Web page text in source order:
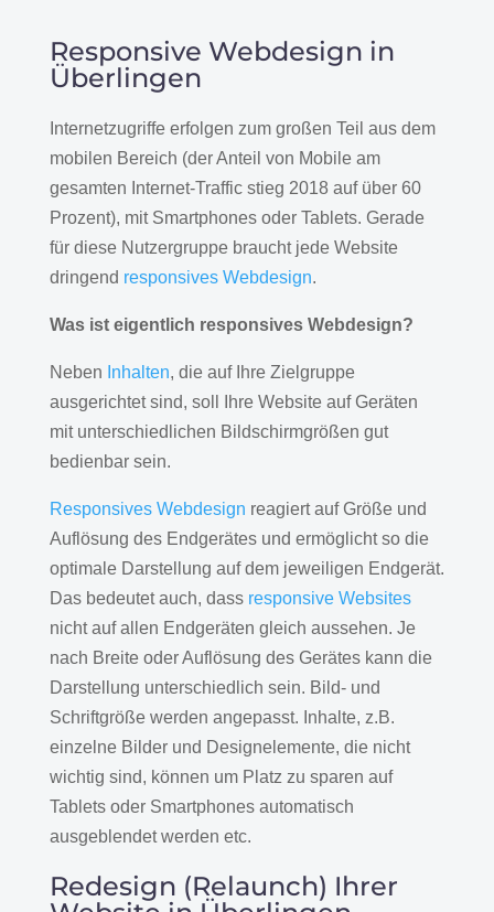
Responsive Webdesign in
Überlingen
Internetzugriffe erfolgen zum großen Teil aus dem
mobilen Bereich (der Anteil von Mobile am
gesamten Internet-Traffic stieg 2018 auf über 60
Prozent), mit Smartphones oder Tablets. Gerade
für diese Nutzergruppe braucht jede Website
dringend responsives Webdesign.
Was ist eigentlich responsives Webdesign?
Neben Inhalten, die auf Ihre Zielgruppe
ausgerichtet sind, soll Ihre Website auf Geräten
mit unterschiedlichen Bildschirmgrößen gut
bedienbar sein.
Responsives Webdesign reagiert auf Größe und
Auflösung des Endgerätes und ermöglicht so die
optimale Darstellung auf dem jeweiligen Endgerät.
Das bedeutet auch, dass responsive Websites
nicht auf allen Endgeräten gleich aussehen. Je
nach Breite oder Auflösung des Gerätes kann die
Darstellung unterschiedlich sein. Bild- und
Schriftgröße werden angepasst. Inhalte, z.B.
einzelne Bilder und Designelemente, die nicht
wichtig sind, können um Platz zu sparen auf
Tablets oder Smartphones automatisch
ausgeblendet werden etc.
Redesign (Relaunch) Ihrer